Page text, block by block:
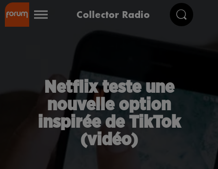
Collector Radio
Netflix teste une
nouvelle option
inspirée de TikTok
(vidéo)